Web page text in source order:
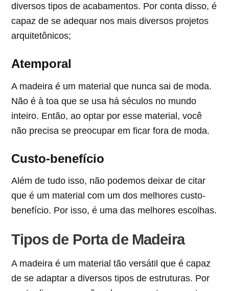
diversos tipos de acabamentos. Por conta disso, é
capaz de se adequar nos mais diversos projetos
arquitetônicos;
Atemporal
A madeira é um material que nunca sai de moda.
Não é à toa que se usa há séculos no mundo
inteiro. Então, ao optar por esse material, você
não precisa se preocupar em ficar fora de moda.
Custo-benefício
Além de tudo isso, não podemos deixar de citar
que é um material com um dos melhores custo-
benefício. Por isso, é uma das melhores escolhas.
Tipos de Porta de Madeira
A madeira é um material tão versátil que é capaz
de se adaptar a diversos tipos de estruturas. Por